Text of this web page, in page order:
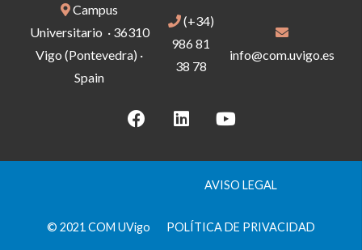
Campus
Universitario · 36310
Vigo (Pontevedra) ·
Spain
(+34)
986 81
38 78
info@com.uvigo.es
© 2021 COM UVigo
AVISO LEGAL
POLÍTICA DE PRIVACIDAD